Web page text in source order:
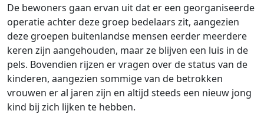
De bewoners gaan ervan uit dat er een georganiseerde
operatie achter deze groep bedelaars zit, aangezien
deze groepen buitenlandse mensen eerder meerdere
keren zijn aangehouden, maar ze blijven een luis in de
pels. Bovendien rijzen er vragen over de status van de
kinderen, aangezien sommige van de betrokken
vrouwen er al jaren zijn en altijd steeds een nieuw jong
kind bij zich lijken te hebben.